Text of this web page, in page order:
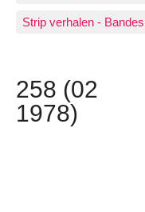
Strip verhalen -
258 (02
1978)